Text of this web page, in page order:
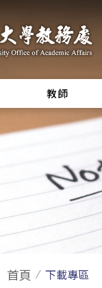
教師
首頁 下載專區